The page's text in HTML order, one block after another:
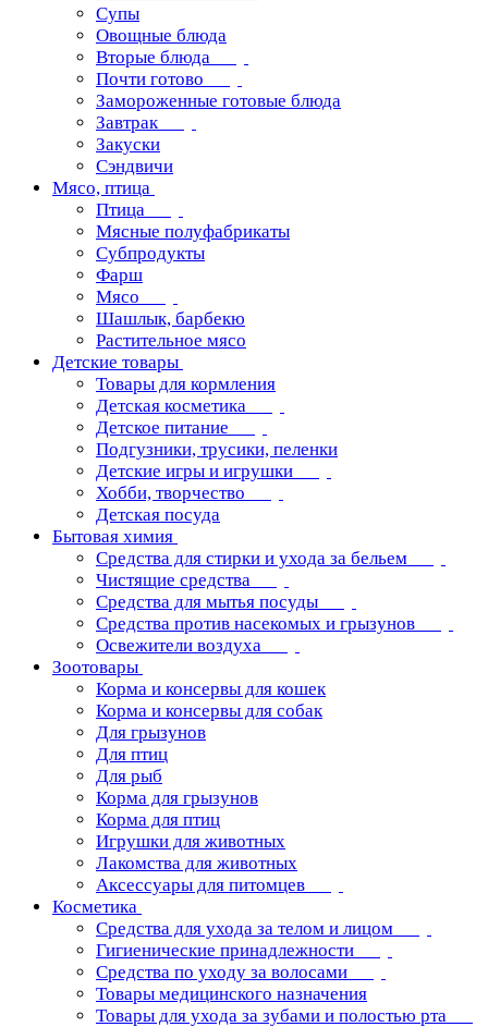
Супы
Овощные блюда
Вторые блюда
Почти готово
Замороженные готовые блюда
Завтрак
Закуски
Сэндвичи
Мясо, птица
Птица
Мясные полуфабрикаты
Субпродукты
Фарш
Мясо
Шашлык, барбекю
Растительное мясо
Детские товары
Товары для кормления
Детская косметика
Детское питание
Подгузники, трусики, пеленки
Детские игры и игрушки
Хобби, творчество
Детская посуда
Бытовая химия
Средства для стирки и ухода за бельем
Чистящие средства
Средства для мытья посуды
Средства против насекомых и грызунов
Освежители воздуха
Зоотовары
Корма и консервы для кошек
Корма и консервы для собак
Для грызунов
Для птиц
Для рыб
Корма для грызунов
Корма для птиц
Игрушки для животных
Лакомства для животных
Аксессуары для питомцев
Косметика
Средства для ухода за телом и лицом
Гигиенические принадлежности
Средства по уходу за волосами
Товары медицинского назначения
Товары для ухода за зубами и полостью рта